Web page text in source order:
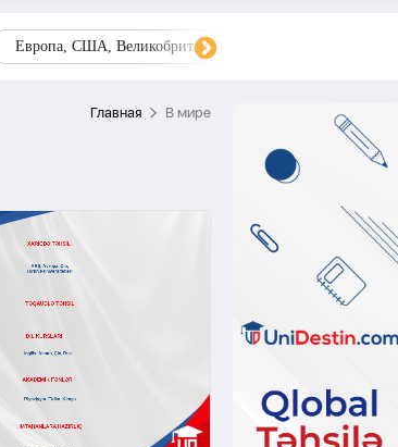
Европа, США, Великобритания, Украина, Запад,
Главная В мире